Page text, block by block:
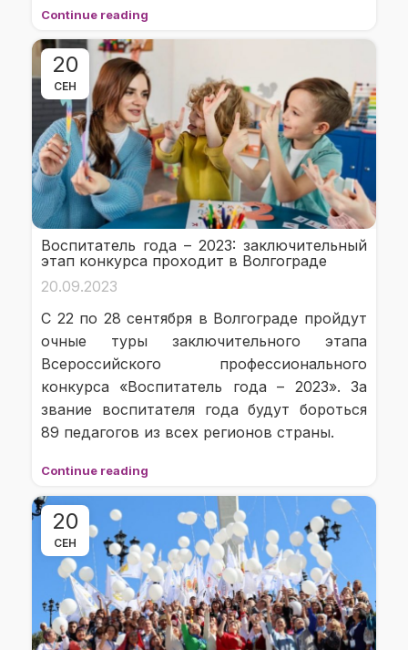
Continue reading
20
СЕН
Воспитатель года – 2023: заключительный
этап конкурса проходит в Волгограде
20.09.2023
С 22 по 28 сентября в Волгограде пройдут
очные туры заключительного этапа
Всероссийского профессионального
конкурса «Воспитатель года – 2023». За
звание воспитателя года будут бороться
89 педагогов из всех регионов страны.
Continue reading
20
СЕН